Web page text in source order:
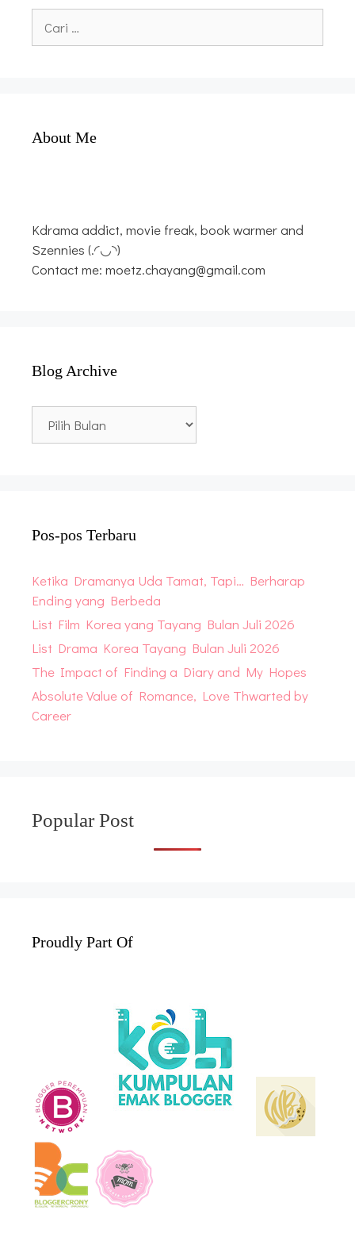
untuk:
About Me
Kdrama addict, movie freak, book warmer and
Szennies (.◜◡◝)
Contact me: moetz.chayang@gmail.com
Blog Archive
Archive
Pos-pos Terbaru
Ketika Dramanya Uda Tamat, Tapi… Berharap
Ending yang Berbeda
List Film Korea yang Tayang Bulan Juli 2026
List Drama Korea Tayang Bulan Juli 2026
The Impact of Finding a Diary and My Hopes
Absolute Value of Romance, Love Thwarted by
Career
Popular Post
Proudly Part Of